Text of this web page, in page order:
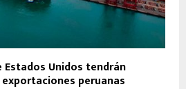
Estados Unidos tendrán
peruanas